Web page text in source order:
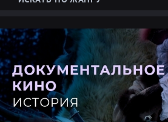
Про историю
Про жизнь замечательных людей
Про шоу-бизнес
Про здоровье
Про кино и театр